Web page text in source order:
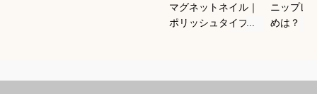
マグネットネイル｜
ポリッシュタイプで
ニップレ
めは？